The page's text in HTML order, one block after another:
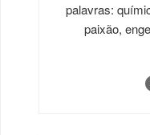
palavras:
paixão,